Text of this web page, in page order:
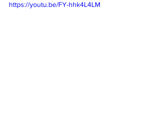
https://youtu.be/FY-hhk4L4LM